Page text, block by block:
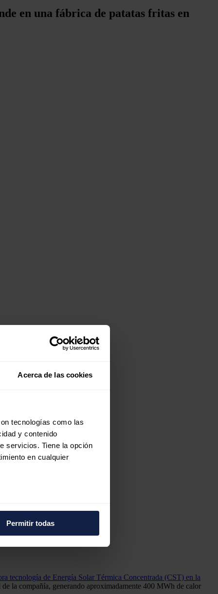
Acerca de las cookies
tecnologías como las
y contenido
servicios. Tiene la opción
en cualquier
nuestros partners de
les haya proporcionado o
Permitir todas
en una fábrica de patatas fritas en
tecnología de Energía Solar Térmica Concentrada (CST) en la
la compañía, generando aproximadamente 400 MWh de calor